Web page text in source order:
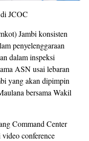
JCOC
Jambi konsisten
penyelenggaraan
dalam inspeksi
ASN usai lebaran
yang akan dipimpin
bersama Wakil
Command Center
conference